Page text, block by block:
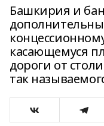
Башкирия и
касающемуся
дороги от
так